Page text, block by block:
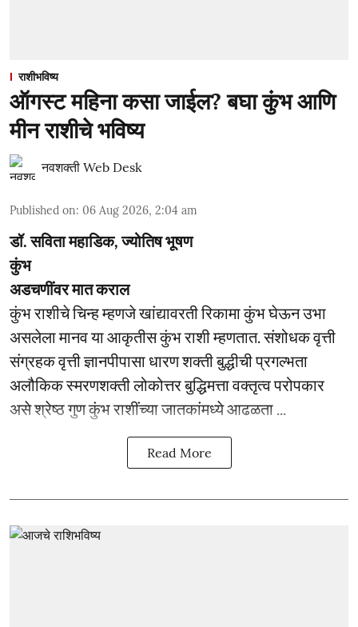
राशीभविष्य
ऑगस्ट महिना कसा जाईल? बघा कुंभ आणि
मीन राशीचे भविष्य
नवशक्ती Web Desk
Published on: 06 Aug 2026, 2:04 am
डॉ. सविता महाडिक, ज्योतिष भूषण
कुंभ
अडचणींवर मात कराल
कुंभ राशीचे चिन्ह म्हणजे खांद्यावरती रिकामा कुंभ घेऊन उभा
असलेला मानव या आकृतीस कुंभ राशी म्हणतात. संशोधक वृत्ती
संग्रहक वृत्ती ज्ञानपीपासा धारण शक्ती बुद्धीची प्रगल्भता
अलौकिक स्मरणशक्ती लोकोत्तर बुद्धिमत्ता वक्तृत्व परोपकार
असे श्रेष्ठ गुण कुंभ राशींच्या जातकांमध्ये आढळता ...
Read More